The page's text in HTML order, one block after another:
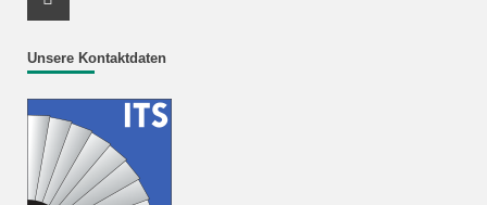
Unsere Kontaktdaten
Youtube Profil